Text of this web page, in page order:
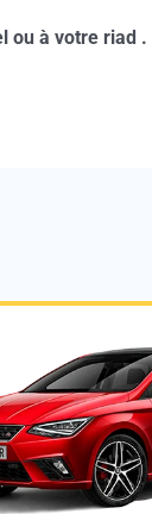
ou à votre riad .